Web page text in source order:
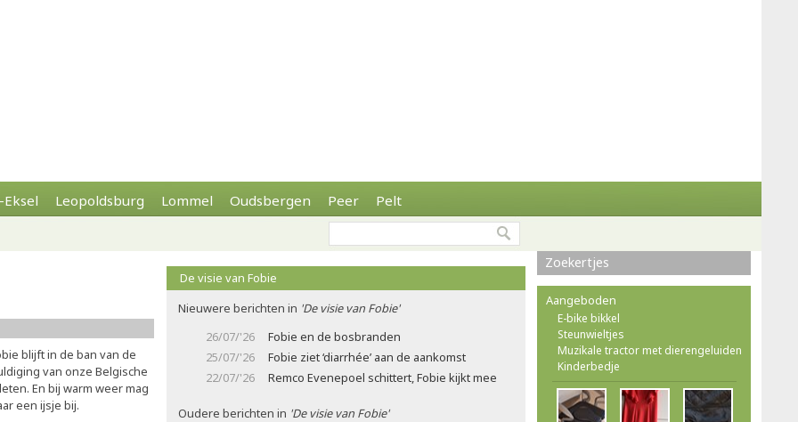
Leopoldsburg Lommel Oudsbergen Peer Pelt
blijft in de ban van de
van onze Belgische
En bij warm weer mag
een ijsje bij.
De visie van Fobie
Nieuwere berichten in 'De visie van Fobie'
26/07/'26
Fobie en de bosbranden
25/07/'26
Fobie ziet ‘diarrhée’ aan de aankomst
22/07/'26
Remco Evenepoel schittert, Fobie kijkt mee
Oudere berichten in 'De visie van Fobie'
Zoekertjes
Aangeboden
E-bike bikkel
Steunwieltjes
Muzikale tractor met dierengeluiden
Kinderbedje